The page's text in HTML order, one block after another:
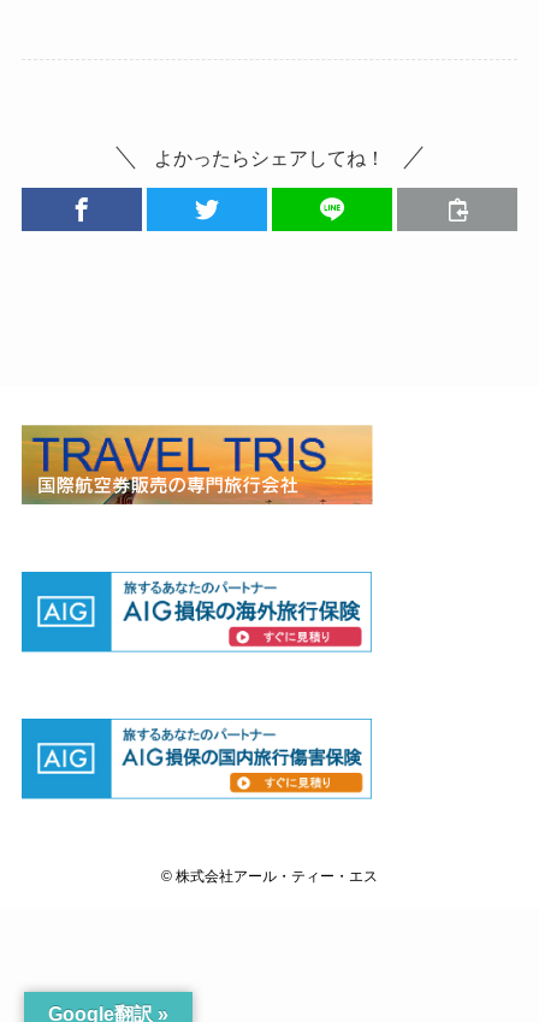
よかったらシェアしてね！
© 株式会社アール・ティー・エス
Google翻訳 »